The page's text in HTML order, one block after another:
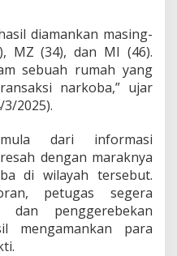
diamankan masing-
MZ (34), dan MI (46).
sebuah rumah yang
narkoba,” ujar
2025).
dari informasi
dengan maraknya
di wilayah tersebut.
petugas segera
dan penggerebekan
mengamankan para